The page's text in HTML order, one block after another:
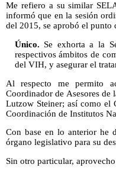
Me refiero a su similar
informó que en la sesión
del 2015, se aprobó el punto
Único. Se exhorta a la
respectivos ámbitos de
del VIH, y asegurar el
Al respecto me permito
Coordinador de Asesores
Lutzow Steiner; así como el
Coordinación de Institutos
Con base en lo anterior he
órgano legislativo para su
Sin otro particular,